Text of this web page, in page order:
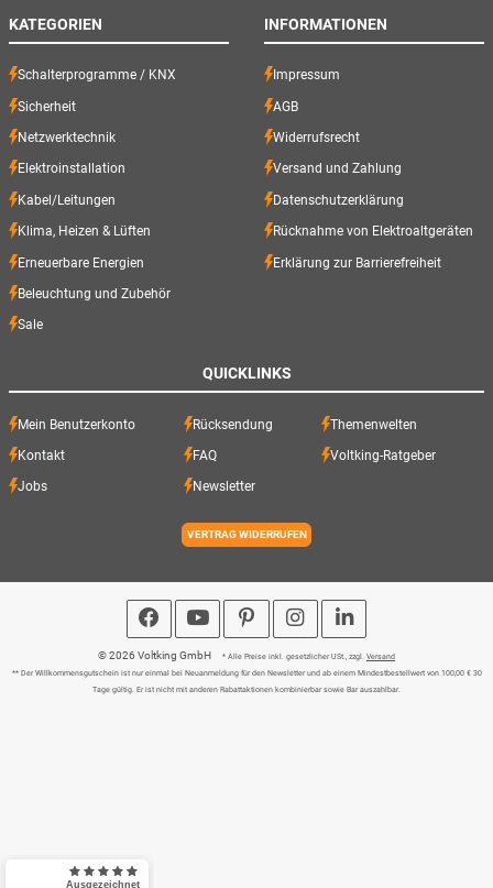
KATEGORIEN
Schalterprogramme / KNX
Sicherheit
Netzwerktechnik
Elektroinstallation
Kabel/Leitungen
Klima, Heizen & Lüften
Erneuerbare Energien
Beleuchtung und Zubehör
Sale
INFORMATIONEN
Impressum
AGB
Widerrufsrecht
Versand und Zahlung
Datenschutzerklärung
Rücknahme von Elektroaltgeräten
Erklärung zur Barrierefreiheit
QUICKLINKS
Mein Benutzerkonto Rücksendung Themenwelten
Kontakt FAQ Voltking-Ratgeber
Jobs Newsletter
VERTRAG WIDERRUFEN
© 2026 Voltking GmbH * Alle Preise inkl. gesetzlicher USt., zzgl. Versand
** Der Willkommensgutschein ist nur einmal bei Neuanmeldung für den Newsletter und ab einem Mindestbestellwert von 100,00 € 30
Tage gültig. Er ist nicht mit anderen Rabattaktionen kombinierbar sowie Bar auszahlbar.